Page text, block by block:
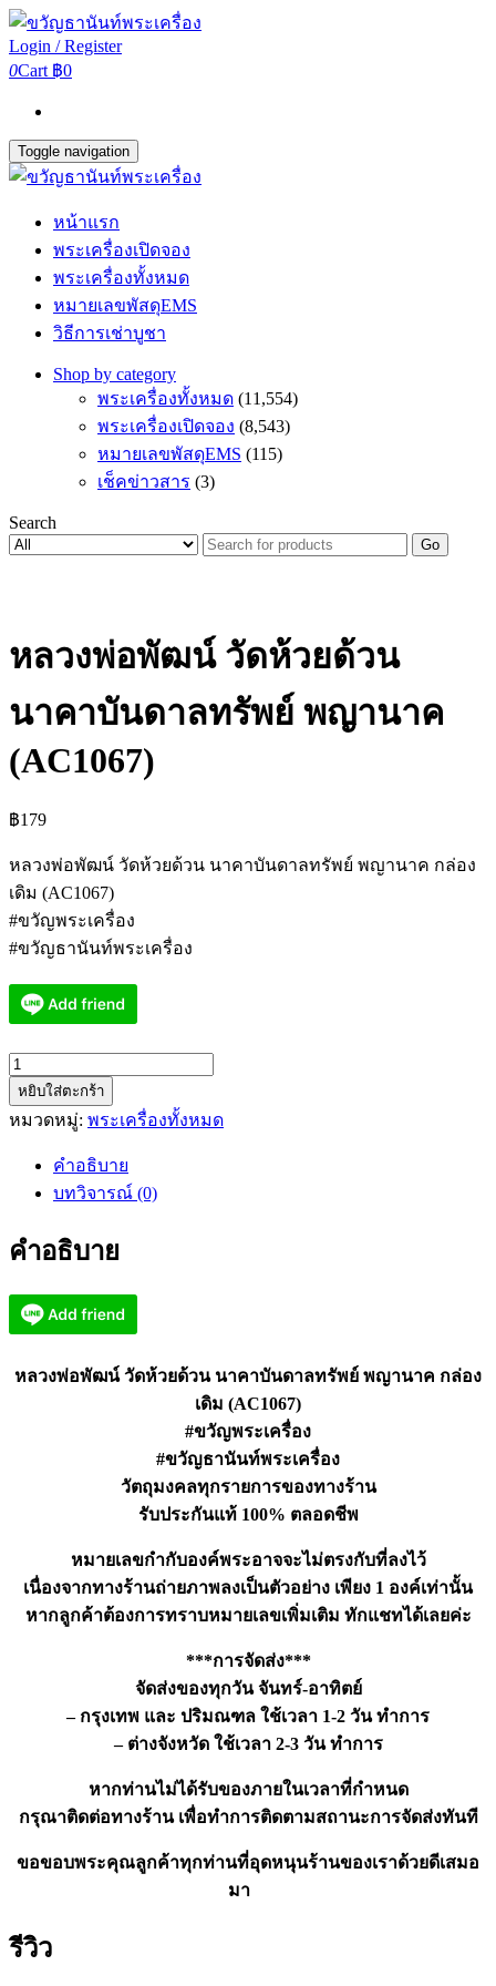
Login / Register
0Cart ฿0
Toggle navigation
หน้าแรก
พระเครื่องเปิดจอง
พระเครื่องทั้งหมด
หมายเลขพัสดุEMS
วิธีการเช่าบูชา
Shop by category
พระเครื่องทั้งหมด (11,554)
พระเครื่องเปิดจอง (8,543)
หมายเลขพัสดุEMS (115)
เช็คข่าวสาร (3)
Search
Go
หลวงพ่อพัฒน์ วัดห้วยด้วน
นาคาบันดาลทรัพย์ พญานาค
(AC1067)
฿179
หลวงพ่อพัฒน์ วัดห้วยด้วน นาคาบันดาลทรัพย์ พญานาค กล่อง
เดิม (AC1067)
#ขวัญพระเครื่อง
#ขวัญธานันท์พระเครื่อง
จำนวน
หลวง
พ่อ
นาคา
ทรัพย์
(AC1067)
หยิบใส่ตะกร้า
หมวดหมู่: พระเครื่องทั้งหมด
คำอธิบาย
บทวิจารณ์ (0)
คำอธิบาย
หลวงพ่อพัฒน์ วัดห้วยด้วน นาคาบันดาลทรัพย์ พญานาค กล่อง
เดิม (AC1067)
#ขวัญพระเครื่อง
#ขวัญธานันท์พระเครื่อง
วัตถุมงคลทุกรายการของทางร้าน
รับประกันแท้ 100% ตลอดชีพ
หมายเลขกำกับองค์พระอาจจะไม่ตรงกับที่ลงไว้
เนื่องจากทางร้านถ่ายภาพลงเป็นตัวอย่าง เพียง 1 องค์เท่านั้น
หากลูกค้าต้องการทราบหมายเลขเพิ่มเติม ทักแชทได้เลยค่ะ
***การจัดส่ง***
จัดส่งของทุกวัน จันทร์-อาทิตย์
– กรุงเทพ และ ปริมณฑล ใช้เวลา 1-2 วัน ทำการ
– ต่างจังหวัด ใช้เวลา 2-3 วัน ทำการ
หากท่านไม่ได้รับของภายในเวลาที่กำหนด
กรุณาติดต่อทางร้าน เพื่อทำการติดตามสถานะการจัดส่งทันที
ขอขอบพระคุณลูกค้าทุกท่านที่อุดหนุนร้านของเราด้วยดีเสมอ
มา
รีวิว